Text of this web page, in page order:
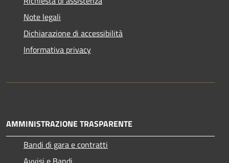
Note legali
Dichiarazione di accessibilità
Informativa privacy
AMMINISTRAZIONE TRASPARENTE
Bandi di gara e contratti